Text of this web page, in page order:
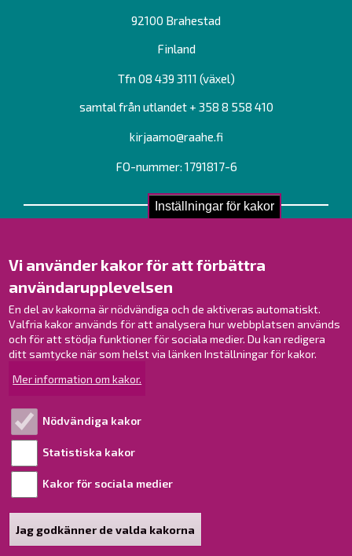
Inställningar för kakor
Vi använder kakor för att förbättra
användarupplevelsen
En del av kakorna är nödvändiga och de aktiveras automatiskt.
Valfria kakor används för att analysera hur webbplatsen används
och för att stödja funktioner för sociala medier. Du kan redigera
ditt samtycke när som helst via länken Inställningar för kakor.
Mer information om kakor.
Nödvändiga kakor
Statistiska kakor
Kakor för sociala medier
Jag godkänner de valda kakorna
92100 Brahestad
Finland
Tfn 08 439 3111 (växel)
samtal från utlandet + 358 8 558 410
kirjaamo@raahe.fi
FO-nummer: 1791817-6
Kontakt
Verksamhetsställen
Kontaktuppgifter till personalen
Guidekarta
Brahestad på Facebook
Brahestad på LinkedIn
Tillgänglighetsutlåtande